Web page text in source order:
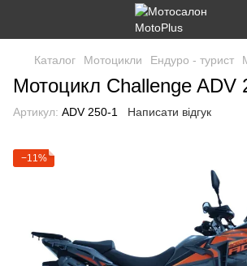
Каталог Мотоцикли Ендуро - турист
Мотоцикл Challenge ADV
Артикул: ADV 250-1 Написати відгук
−11%